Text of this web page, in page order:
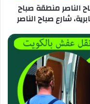
الناصر منطقة صباح
شارع صباح الناصر